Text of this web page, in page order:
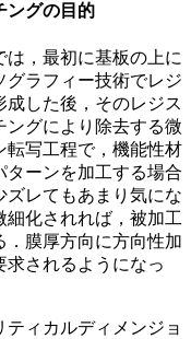
ングの目的
，最初に基板の上に
ラフィー技術でレジ
成した後，そのレジス
ングにより除去する微
転写工程で，機能性材
ーンを加工する場合
ズレてもあまり気にな
細化されれば，被加工
膜厚方向に方向性加
求されるようになっ
ィカルディメンジョ